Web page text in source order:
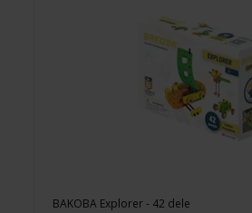
BAKOBA Explorer - 42 dele